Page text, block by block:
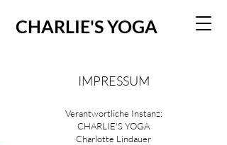
CHARLIE'S YOGA
IMPRESSUM
Verantwortliche Instanz:
CHARLIE'S YOGA
Charlotte Lindauer